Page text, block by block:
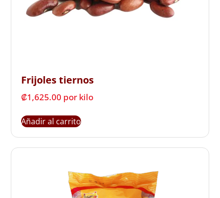
Frijoles tiernos
₡1,625.00 por kilo
Añadir al carrito